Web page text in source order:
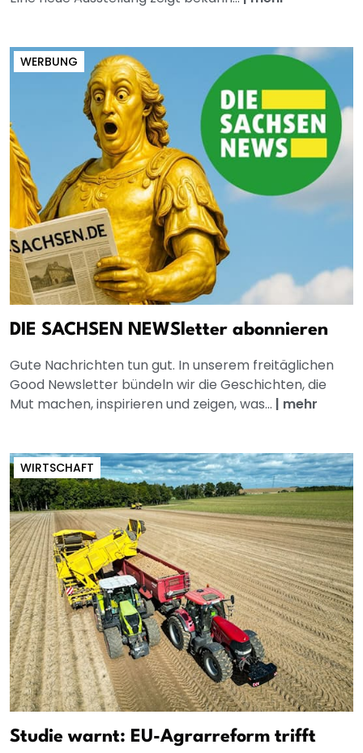
WERBUNG
DIE SACHSEN NEWSletter abonnieren
Gute Nachrichten tun gut. In unserem freitäglichen
Good Newsletter bündeln wir die Geschichten, die
Mut machen, inspirieren und zeigen, was... | mehr
WIRTSCHAFT
Studie warnt: EU-Agrarreform trifft